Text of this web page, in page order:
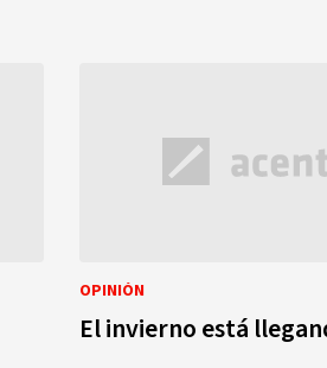
OPINIÓN
El invierno está